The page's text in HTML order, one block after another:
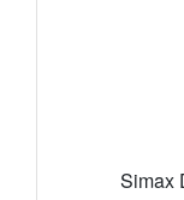
Simax